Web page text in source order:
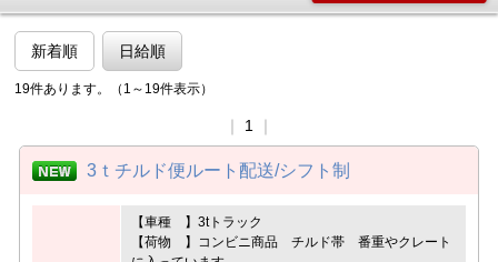
新着順 日給順
19件あります。（1～19件表示）
1
3ｔチルド便ルート配送/シフト制
【車種 】3tトラック
【荷物 】コンビニ商品 チルド帯 番重やクレート